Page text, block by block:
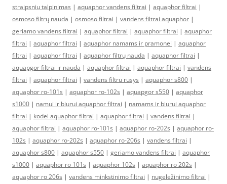
straipsniu talpinimas | aquaphor vandens filtrai | aquaphor filtrai |
osmoso filtrų nauda | osmoso filtrai | vandens filtrai aquaphor |
geriamo vandens filtrai | aquaphor filtrai | aquaphor filtrai | aquaphor
filtrai | aquaphor filtrai | aquaphor namams ir pramonei | aquaphor
filtrai | aquaphor filtrai | aquaphor filtrų nauda | aquaphor filtrai |
aquapgor filtrai ir nauda | aquaphor filtrai | aquaphor filtrai | vandens
filtrai | aquaphor filtrai | vandens filtru rusys | aquaphor s800 |
aquaphor ro-101s | aquaphor ro-102s | aquapgor s550 | aquaphor
s1000 | namui ir biurui aquaphor filtrai | namams ir biurui aquaphor
filtrai | kodel aquaphor filtrai | aquaphor filtrai | vandens filtrai |
aquaphor filtrai | aquaphor ro-101s | aquaphor ro-202s | aquaphor ro-
102s | aquaphor ro-202s | aquaphor ro-206s | vandens filtrai |
aquaphor s800 | aquaphor s550 | geriamo vandens filtrai | aquaphor
s1000 | aquaphor ro 101s | aquaphor 102s | aquaphor ro 202s |
aquaphor ro 206s | vandens minkstinimo filtrai | nugeležinimo filtrai |